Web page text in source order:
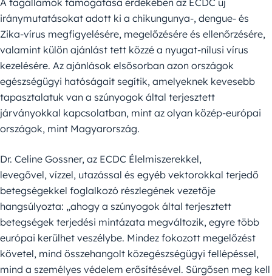
iránymutatásokat adott ki a chikungunya-, dengue- és
Zika-vírus megfigyelésére, megelőzésére és ellenőrzésére,
valamint külön ajánlást tett közzé a nyugat-nílusi vírus
kezelésére. Az ajánlások elsősorban azon országok
egészségügyi hatóságait segítik, amelyeknek kevesebb
tapasztalatuk van a szúnyogok által terjesztett
járványokkal kapcsolatban, mint az olyan közép-európai
országok, mint Magyarország.
Dr. Celine Gossner, az ECDC Élelmiszerekkel,
levegővel, vízzel, utazással és egyéb vektorokkal terjedő
betegségekkel foglalkozó részlegének vezetője
hangsúlyozta: „ahogy a szúnyogok által terjesztett
betegségek terjedési mintázata megváltozik, egyre több
európai kerülhet veszélybe. Mindez fokozott megelőzést
követel, mind összehangolt közegészségügyi fellépéssel,
mind a személyes védelem erősítésével. Sürgősen meg kell